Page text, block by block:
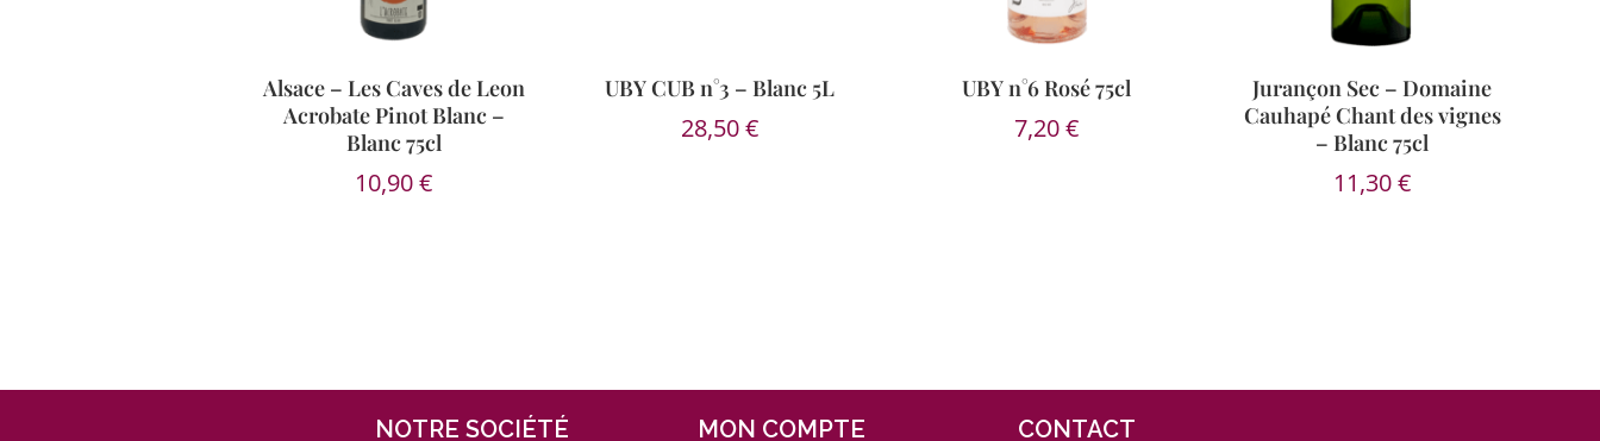
Alsace – Les Caves de Leon
Acrobate Pinot Blanc –
Blanc 75cl
10,90€
UBY CUB n°3 – Blanc 5L
28,50€
UBY n°6 Rosé 75cl
7,20€
Jurançon Sec – Domaine
Cauhapé Chant des vignes
– Blanc 75cl
11,30€
NOTRE SOCIÉTÉ MON COMPTE CONTACT